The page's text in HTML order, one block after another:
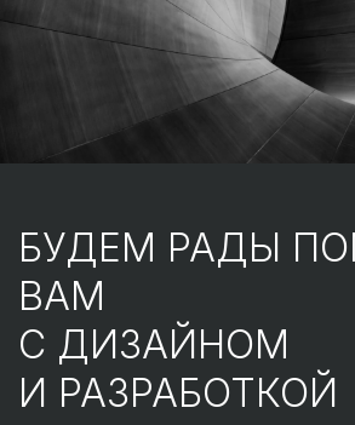
БУДЕМ РАДЫ
ВАМ
С ДИЗАЙНОМ
И РАЗРАБОТКОЙ